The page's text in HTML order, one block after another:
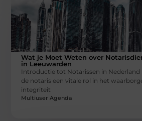
Wat je Moet Weten over
in Leeuwarden
Introductie tot Notarissen in Nederland
de notaris een vitale rol in het
integriteit
Multiuser Agenda